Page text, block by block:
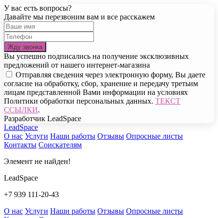
У вас есть вопросы?
Давайте мы перезвоним вам и все расскажем
Вы успешно подписались на получение эксклюзивных
предложений от нашего интернет-магазина
Отправляя сведения через электронную форму, Вы даете
согласие на обработку, сбор, хранение и передачу третьим
лицам представленной Вами информации на условиях
Политики обработки персональных данных. ТЕКСТ
ССЫЛКИ.
Разработчик LeadSpace
LeadSpace
О нас Услуги Наши работы Отзывы Опросные листы
Контакты Соискателям
Элемент не найден!
LeadSpace
+7 939 111-20-43
О нас Услуги Наши работы Отзывы Опросные листы